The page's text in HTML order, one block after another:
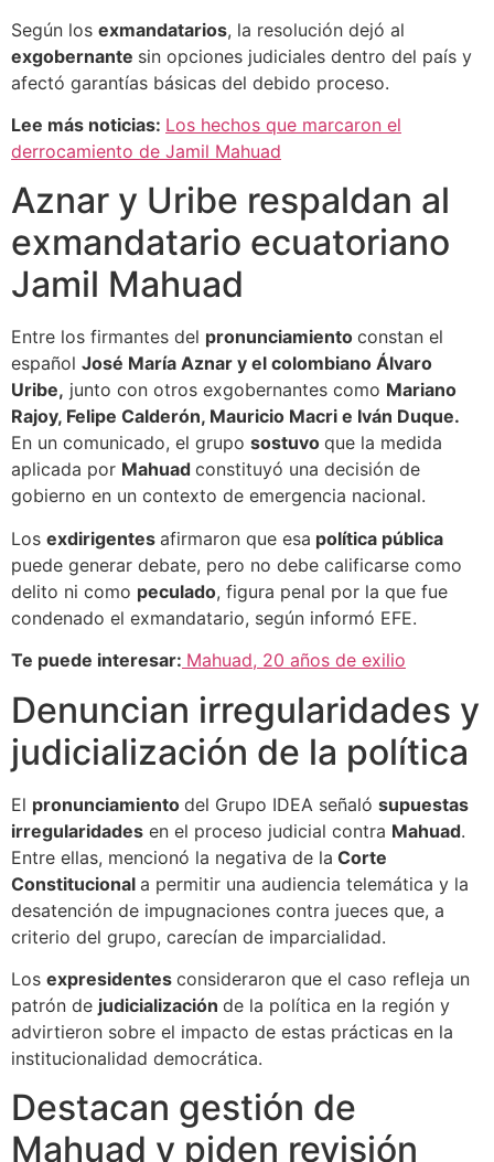
Según los exmandatarios, la resolución dejó al
exgobernante sin opciones judiciales dentro del país y
afectó garantías básicas del debido proceso.
Lee más noticias: Los hechos que marcaron el
derrocamiento de Jamil Mahuad
Aznar y Uribe respaldan al
exmandatario ecuatoriano
Jamil Mahuad
Entre los firmantes del pronunciamiento constan el
español José María Aznar y el colombiano Álvaro
Uribe, junto con otros exgobernantes como Mariano
Rajoy, Felipe Calderón, Mauricio Macri e Iván Duque.
En un comunicado, el grupo sostuvo que la medida
aplicada por Mahuad constituyó una decisión de
gobierno en un contexto de emergencia nacional.
Los exdirigentes afirmaron que esa política pública
puede generar debate, pero no debe calificarse como
delito ni como peculado, figura penal por la que fue
condenado el exmandatario, según informó EFE.
Te puede interesar: Mahuad, 20 años de exilio
Denuncian irregularidades y
judicialización de la política
El pronunciamiento del Grupo IDEA señaló supuestas
irregularidades en el proceso judicial contra Mahuad.
Entre ellas, mencionó la negativa de la Corte
Constitucional a permitir una audiencia telemática y la
desatención de impugnaciones contra jueces que, a
criterio del grupo, carecían de imparcialidad.
Los expresidentes consideraron que el caso refleja un
patrón de judicialización de la política en la región y
advirtieron sobre el impacto de estas prácticas en la
institucionalidad democrática.
Destacan gestión de
Mahuad y piden revisión